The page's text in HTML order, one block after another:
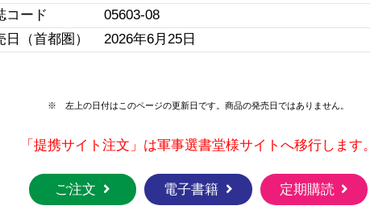
コード
05603-08
日（首都圏）
2026年6月25日
※ 左上の日付はこのページの更新日です。商品の発売日ではありません。
「提携サイト注文」は軍事選書堂様サイトへ移行します。
ご注文 電子書籍 定期購読